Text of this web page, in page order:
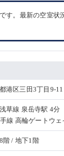
す。最新の空室状
港区三田3丁目9-11
草線 泉岳寺駅 4分
線 高輪ゲートウェ
階 / 地下1階